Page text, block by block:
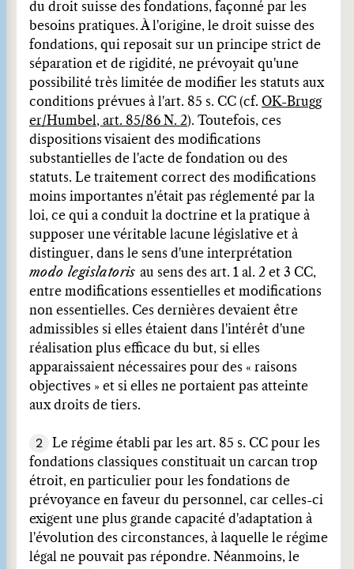
du droit suisse des fondations, façonné par les
besoins pratiques. À l'origine, le droit suisse des
fondations, qui reposait sur un principe strict de
séparation et de rigidité, ne prévoyait qu'une
possibilité très limitée de modifier les statuts aux
conditions prévues à l'art. 85 s. CC (cf. OK-Brugg
er/Humbel, art. 85/86 N. 2). Toutefois, ces
dispositions visaient des modifications
substantielles de l'acte de fondation ou des
statuts. Le traitement correct des modifications
moins importantes n'était pas réglementé par la
loi, ce qui a conduit la doctrine et la pratique à
supposer une véritable lacune législative et à
distinguer, dans le sens d'une interprétation
modo legislatorisau sens des art. 1 al. 2 et 3 CC,
entre modifications essentielles et modifications
non essentielles. Ces dernières devaient être
admissibles si elles étaient dans l'intérêt d'une
réalisation plus efficace du but, si elles
apparaissaient nécessaires pour des « raisons
objectives » et si elles ne portaient pas atteinte
aux droits de tiers.
2
Le régime établi par les art. 85 s. CC pour les
fondations classiques constituait un carcan trop
étroit, en particulier pour les fondations de
prévoyance en faveur du personnel, car celles-ci
exigent une plus grande capacité d'adaptation à
l'évolution des circonstances, à laquelle le régime
légal ne pouvait pas répondre. Néanmoins, le